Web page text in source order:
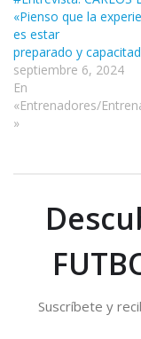
«Pienso que la
es estar
preparado y
septiembre 6, 2024
En
«Entrenadores/
»
Suscríbete y